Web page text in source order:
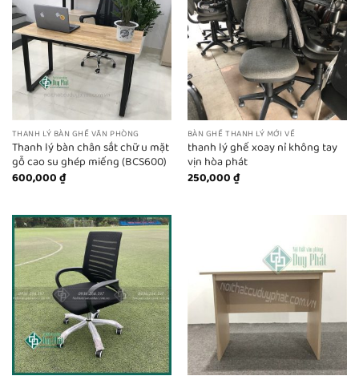
THANH LÝ BÀN GHẾ VĂN PHÒNG
Thanh lý bàn chân sắt chữ u mặt
gỗ cao su ghép miếng (BCS600)
600,000₫
BÀN GHẾ THANH LÝ MỚI VỀ
thanh lý ghế xoay nỉ không tay
vịn hòa phát
250,000₫